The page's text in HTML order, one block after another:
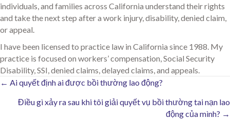
individuals, and families across California understand their rights
and take the next step after a work injury, disability, denied claim,
or appeal.
I have been licensed to practice law in California since 1988. My
practice is focused on workers’ compensation, Social Security
Disability, SSI, denied claims, delayed claims, and appeals.
Posts
navigation
← Ai quyết định ai được bồi thường lao động?
Điều gì xảy ra sau khi tôi giải quyết vụ bồi thường tai nạn lao
động của mình? →